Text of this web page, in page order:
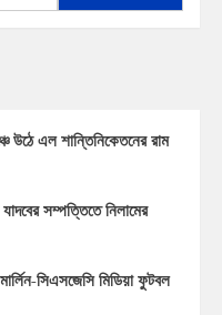
উঠে এল শান্তিনিকেতনের রাম
সম্পত্তিতে নিলামের
সিএসজেসি মিডিয়া ফুটবল